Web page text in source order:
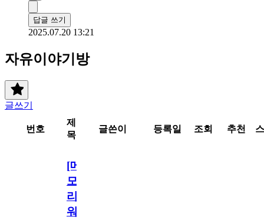
답글 쓰기
2025.07.20 13:21
자유이야기방
글쓰기
번호
제
목
글쓴이 등록일 조회 추천
[메
모
리
워